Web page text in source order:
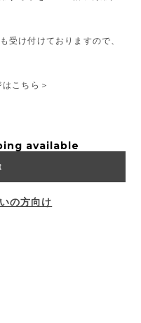
受け付けておりますので、
こちら＞
available
の方向け